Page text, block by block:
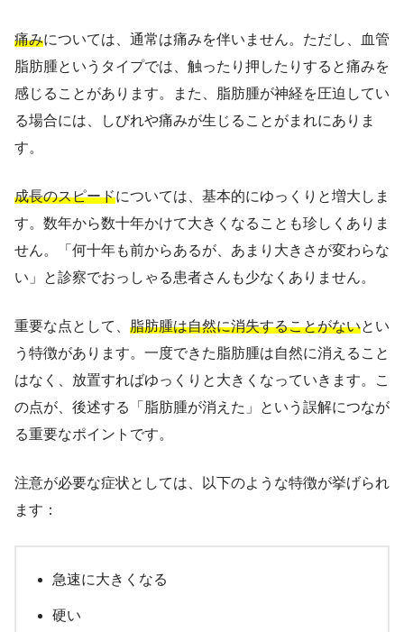
痛みについては、通常は痛みを伴いません。ただし、血管
脂肪腫というタイプでは、触ったり押したりすると痛みを
感じることがあります。また、脂肪腫が神経を圧迫してい
る場合には、しびれや痛みが生じることがまれにありま
す。
成長のスピードについては、基本的にゆっくりと増大しま
す。数年から数十年かけて大きくなることも珍しくありま
せん。「何十年も前からあるが、あまり大きさが変わらな
い」と診察でおっしゃる患者さんも少なくありません。
重要な点として、 脂肪腫は自然に消失することがないとい
う特徴があります。一度できた脂肪腫は自然に消えること
はなく、放置すればゆっくりと大きくなっていきます。こ
の点が、後述する「脂肪腫が消えた」という誤解につなが
る重要なポイントです。
注意が必要な症状としては、以下のような特徴が挙げられ
ます：
急速に大きくなる
硬い